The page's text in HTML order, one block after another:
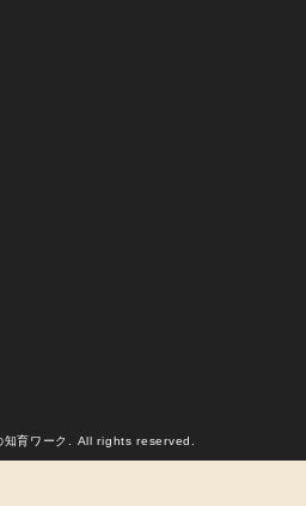
育ワーク. All rights reserved.